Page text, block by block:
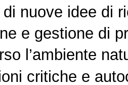
nuove idee di
e gestione di
l’ambiente
critiche e